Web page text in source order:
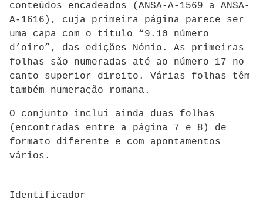
conteúdos encadeados ( ANSA-A-1569 a ANSA-
A-1616) , cuja primeira página parece ser
uma capa com o título “9.10 número
d’oiro”, das edições Nónio. As primeiras
folhas são numeradas até ao número 17 no
canto superior direito. Várias folhas têm
também numeração romana.
O conjunto inclui ainda duas folhas
(encontradas entre a página 7 e 8) de
formato diferente e com apontamentos
vários.
Identificador